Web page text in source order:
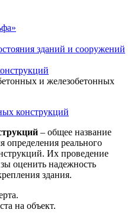
зданий и сооружений
и железобетонных
– общее название
определения реального
Их проведение
оценить надежность
здания.
на объект.